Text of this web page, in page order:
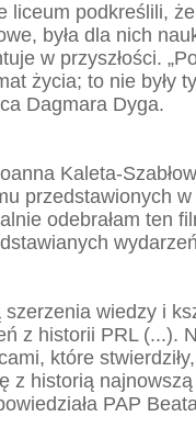
liceum podkreślili,
była dla nich
w przyszłości.
życia; to nie były
Dagmara Dyga.
Kaleta-
przedstawionych
odebrałam ten
wiedzy i
z historii PRL (...).
które
z historią
PAP